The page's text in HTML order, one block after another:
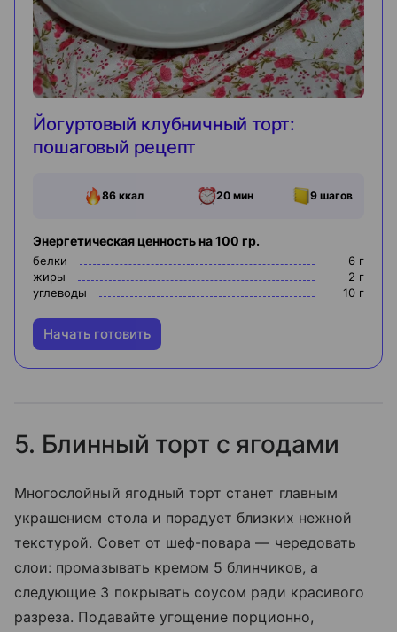
Йогуртовый клубничный торт:
пошаговый рецепт
86ккал 20 мин 9 шагов
Энергетическая ценность на 100 гр.
белки 6 г
жиры
2 г
углеводы
10 г
Начать готовить
5. Блинный торт с ягодами
Многослойный ягодный торт станет главным
украшением стола и порадует близких нежной
текстурой. Совет от шеф-повара — чередовать
слои: промазывать кремом 5 блинчиков, а
следующие 3 покрывать соусом ради красивого
разреза. Подавайте угощение порционно,